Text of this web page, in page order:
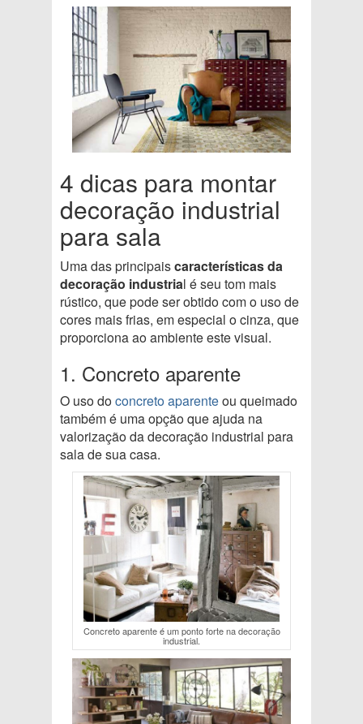
4 dicas para montar
decoração industrial
para sala
Uma das principaiscaracterísticas da
decoração industrial é seu tom mais
rústico, que pode ser obtido com o uso de
cores mais frias, em especial o cinza, que
proporciona ao ambiente este visual.
1. Concreto aparente
O uso doconcreto aparenteou queimado
também é uma opção que ajuda na
valorização da decoração industrial para
sala de sua casa.
Concreto aparente é um ponto forte na decoração
industrial.